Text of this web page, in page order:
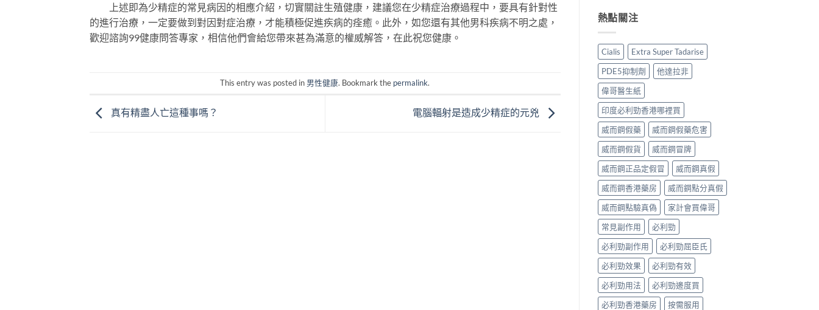
上述即為少精症的常見病因的相應介紹，切實關註生殖健康，建議您在少精症治療過程中，要具有針對性
的進行治療，一定要做到對因對症治療，才能積極促進疾病的痊癒。此外，如您還有其他男科疾病不明之處，
歡迎諮詢99健康問答專家，相信他們會給您帶來甚為滿意的權威解答，在此祝您健康。
This entry was posted in 男性健康. Bookmark the permalink.
真有精盡人亡這種事嗎？ 電腦輻射是造成少精症的元兇
常
見
應、
發
生
率〉
中
達
起
效
與
藥
效
持
續
完
整
指
南：
30
分
鐘
見
效、
最
長
36
小
時、
正
確
用
法
與
勁
吃
顆
夠
嗎？
30mg
vs
60mg
劑
量
選
擇
與
安
全
性
完
整
解
析〉
中
熱點關注
Cialis
Extra Super Tadarise
PDE5抑制劑
他達拉非
偉哥醫生紙
印度必利勁香港哪裡買
威而鋼假藥
威而鋼假藥危害
威而鋼假貨
威而鋼冒牌
威而鋼正品定假冒
威而鋼真假
威而鋼香港藥房
威而鋼點分真假
威而鋼點驗真偽
家計會買偉哥
常見副作用
必利勁
必利勁副作用
必利勁屈臣氏
必利勁效果
必利勁有效
必利勁用法
必利勁邊度買
必利勁香港藥房
按需服用